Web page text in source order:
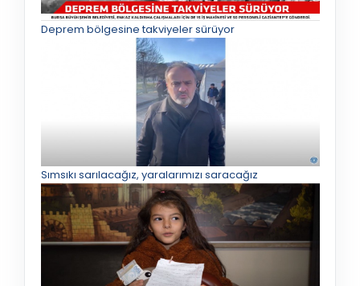
Deprem bölgesine takviyeler sürüyor
Sımsıkı sarılacağız, yaralarımızı saracağız